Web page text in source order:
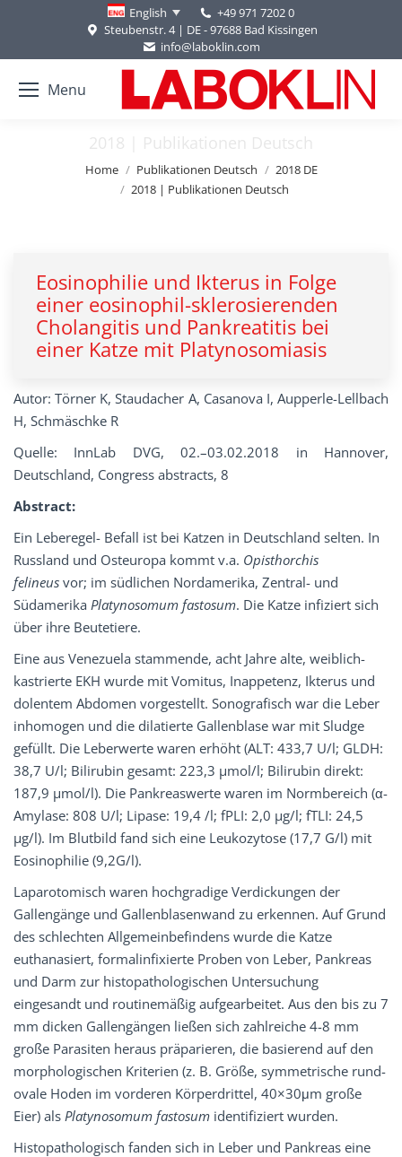
English
+49 971 7202 0
Steubenstr. 4 | DE - 97688 Bad Kissingen
info@laboklin.com
Menu
2018 | Publikationen Deutsch
You are here:Home Publikationen Deutsch
2018 DE
2018 | Publikationen Deutsch
Eosinophilie und Ikterus in Folge
einer eosinophil-sklerosierenden
Cholangitis und Pankreatitis bei
einer Katze mit Platynosomiasis
Autor: Törner K, Staudacher A, Casanova I, Aupperle-Lellbach
H, Schmäschke R
Quelle: InnLab DVG, 02.–03.02.2018 in Hannover,
Deutschland, Congress abstracts, 8
Abstract:
Ein Leberegel- Befall ist bei Katzen in Deutschland selten. In
Russland und Osteuropa kommt v.a. Opisthorchis
felineus vor; im südlichen Nordamerika, Zentral- und
Südamerika Platynosomum fastosum. Die Katze infiziert sich
über ihre Beutetiere.
Eine aus Venezuela stammende, acht Jahre alte, weiblich-
kastrierte EKH wurde mit Vomitus, Inappetenz, Ikterus und
dolentem Abdomen vorgestellt. Sonografisch war die Leber
inhomogen und die dilatierte Gallenblase war mit Sludge
gefüllt. Die Leberwerte waren erhöht (ALT: 433,7 U/l; GLDH:
38,7 U/l; Bilirubin gesamt: 223,3 µmol/l; Bilirubin direkt:
187,9 µmol/l). Die Pankreaswerte waren im Normbereich (α-
Amylase: 808 U/l; Lipase: 19,4 /l; fPLI: 2,0 µg/l; fTLI: 24,5
µg/l). Im Blutbild fand sich eine Leukozytose (17,7 G/l) mit
Eosinophilie (9,2G/l).
Laparotomisch waren hochgradige Verdickungen der
Gallengänge und Gallenblasenwand zu erkennen. Auf Grund
des schlechten Allgemeinbefindens wurde die Katze
euthanasiert, formalinfixierte Proben von Leber, Pankreas
und Darm zur histopathologischen Untersuchung
eingesandt und routinemäßig aufgearbeitet. Aus den bis zu 7
mm dicken Gallengängen ließen sich zahlreiche 4-8 mm
große Parasiten heraus präparieren, die basierend auf den
morphologischen Kriterien (z. B. Größe, symmetrische rund-
ovale Hoden im vorderen Körperdrittel, 40×30μm große
Eier) als Platynosomum fastosum identifiziert wurden.
Histopathologisch fanden sich in Leber und Pankreas eine